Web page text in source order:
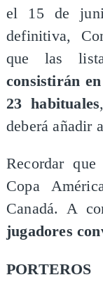
el 15 de
definitiva,
que las
consistirán
23 habituales
deberá añadir
Recordar
Copa
Canadá. A
jugadores
PORTEROS